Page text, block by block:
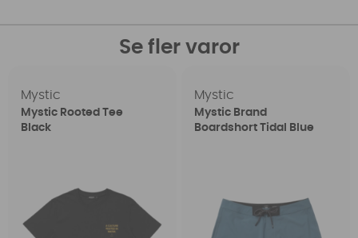
Se fler varor
Mystic
Mystic Rooted Tee
Black
Mystic
Mystic Brand
Boardshort Tidal Blue